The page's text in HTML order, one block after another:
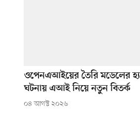
ওপেনএআইয়ের তৈরি মডেলের
ঘটনায় এআই নিয়ে নতুন বিতর্ক
০৪ আগস্ট ২০২৬